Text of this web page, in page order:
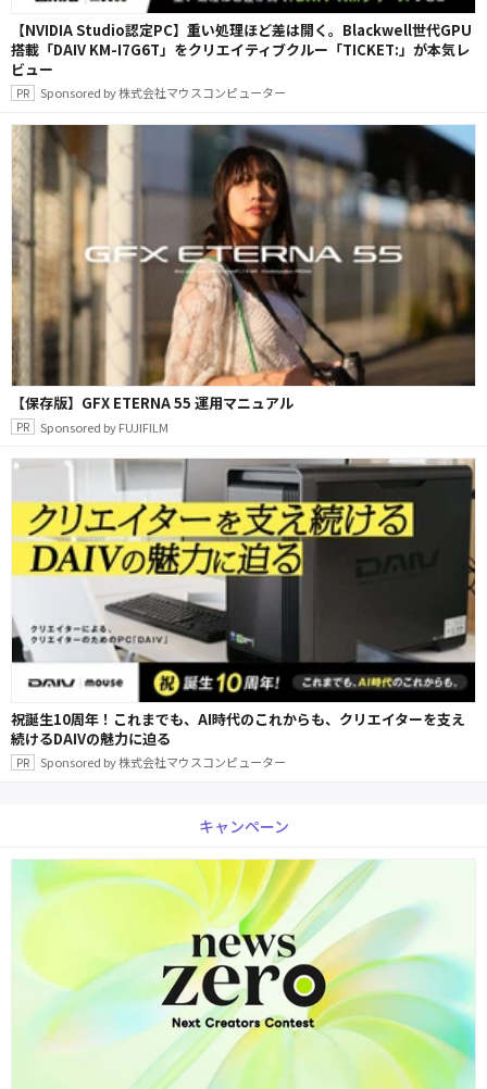
【NVIDIA Studio認定PC】重い処理ほど差は開く。Blackwell世代GPU
搭載「DAIV KM-I7G6T」をクリエイティブクルー「TICKET:」が本気レ
ビュー
Sponsored by 株式会社マウスコンピューター
【保存版】GFX ETERNA 55 運用マニュアル
Sponsored by FUJIFILM
祝誕生10周年！これまでも、AI時代のこれからも、クリエイターを支え
続けるDAIVの魅力に迫る
Sponsored by 株式会社マウスコンピューター
キャンペーン